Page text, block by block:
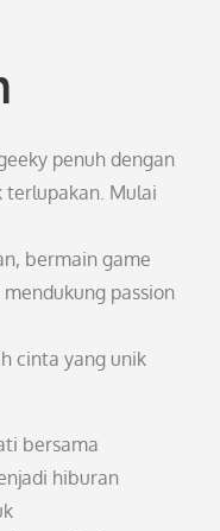
penuh dengan
terlupakan. Mulai
bermain game
passion
cinta yang unik
bersama
hiburan